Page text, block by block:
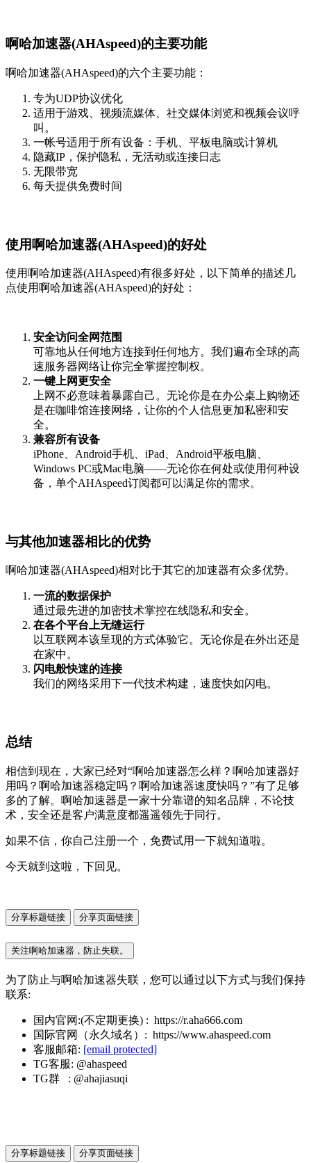
啊哈加速器(AHAspeed)的主要功能
啊哈加速器(AHAspeed)的六个主要功能：
专为UDP协议优化
适用于游戏、视频流媒体、社交媒体浏览和视频会议呼
叫。
一帐号适用于所有设备：手机、平板电脑或计算机
隐藏IP，保护隐私，无活动或连接日志
无限带宽
每天提供免费时间
使用啊哈加速器(AHAspeed)的好处
使用啊哈加速器(AHAspeed)有很多好处，以下简单的描述几
点使用啊哈加速器(AHAspeed)的好处：
安全访问全网范围
可靠地从任何地方连接到任何地方。我们遍布全球的高
速服务器网络让你完全掌握控制权。
一键上网更安全
上网不必意味着暴露自己。无论你是在办公桌上购物还
是在咖啡馆连接网络，让你的个人信息更加私密和安
全。
兼容所有设备
iPhone、Android手机、iPad、Android平板电脑、
Windows PC或Mac电脑——无论你在何处或使用何种设
备，单个AHAspeed订阅都可以满足你的需求。
与其他加速器相比的优势
啊哈加速器(AHAspeed)相对比于其它的加速器有众多优势。
一流的数据保护
通过最先进的加密技术掌控在线隐私和安全。
在各个平台上无缝运行
以互联网本该呈现的方式体验它。无论你是在外出还是
在家中。
闪电般快速的连接
我们的网络采用下一代技术构建，速度快如闪电。
总结
相信到现在，大家已经对“啊哈加速器怎么样？啊哈加速器好
用吗？啊哈加速器稳定吗？啊哈加速器速度快吗？”有了足够
多的了解。啊哈加速器是一家十分靠谱的知名品牌，不论技
术，安全还是客户满意度都遥遥领先于同行。
如果不信，你自己注册一个，免费试用一下就知道啦。
今天就到这啦，下回见。
分享标题链接 分享页面链接
关注啊哈加速器，防止失联。
为了防止与啊哈加速器失联，您可以通过以下方式与我们保持
联系:
国内官网:(不定期更换) : https://r.aha666.com
国际官网（永久域名）: https://www.ahaspeed.com
客服邮箱: [email protected]
TG客服: @ahaspeed
TG群 : @ahajiasuqi
分享标题链接 分享页面链接